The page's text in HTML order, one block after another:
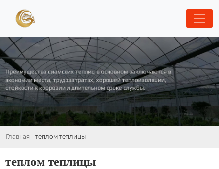
Главная - теплом теплицы
теплом теплицы